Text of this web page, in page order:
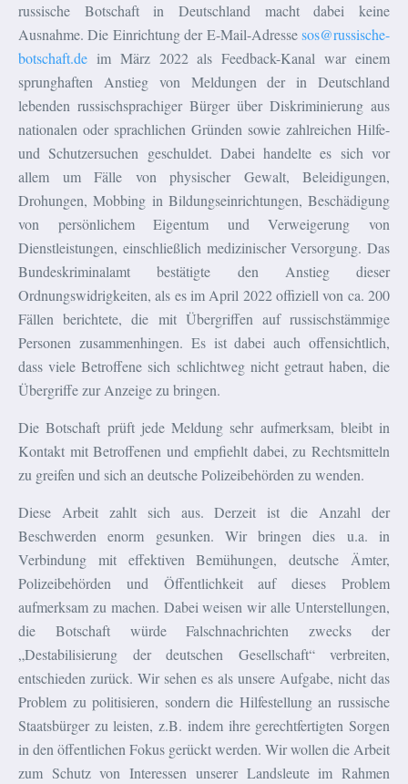
russische Botschaft in Deutschland macht dabei keine
Ausnahme. Die Einrichtung der E-Mail-Adressesos@russische-
botschaft.de im März 2022 als Feedback-Kanal war einem
sprunghaften Anstieg von Meldungen der in Deutschland
lebenden russischsprachiger Bürger über Diskriminierung aus
nationalen oder sprachlichen Gründen sowie zahlreichen Hilfe-
und Schutzersuchen geschuldet. Dabei handelte es sich vor
allem um Fälle von physischer Gewalt, Beleidigungen,
Drohungen, Mobbing in Bildungseinrichtungen, Beschädigung
von persönlichem Eigentum und Verweigerung von
Dienstleistungen, einschließlich medizinischer Versorgung. Das
Bundeskriminalamt bestätigte den Anstieg dieser
Ordnungswidrigkeiten, als es im April 2022 offiziell von ca. 200
Fällen berichtete, die mit Übergriffen auf russischstämmige
Personen zusammenhingen. Es ist dabei auch offensichtlich,
dass viele Betroffene sich schlichtweg nicht getraut haben, die
Übergriffe zur Anzeige zu bringen.
Die Botschaft prüft jede Meldung sehr aufmerksam, bleibt in
Kontakt mit Betroffenen und empfiehlt dabei, zu Rechtsmitteln
zu greifen und sich an deutsche Polizeibehörden zu wenden.
Diese Arbeit zahlt sich aus. Derzeit ist die Anzahl der
Beschwerden enorm gesunken. Wir bringen dies u.a. in
Verbindung mit effektiven Bemühungen, deutsche Ämter,
Polizeibehörden und Öffentlichkeit auf dieses Problem
aufmerksam zu machen. Dabei weisen wir alle Unterstellungen,
die Botschaft würde Falschnachrichten zwecks der
„Destabilisierung der deutschen Gesellschaft“ verbreiten,
entschieden zurück. Wir sehen es als unsere Aufgabe, nicht das
Problem zu politisieren, sondern die Hilfestellung an russische
Staatsbürger zu leisten, z.B. indem ihre gerechtfertigten Sorgen
in den öffentlichen Fokus gerückt werden. Wir wollen die Arbeit
zum Schutz von Interessen unserer Landsleute im Rahmen